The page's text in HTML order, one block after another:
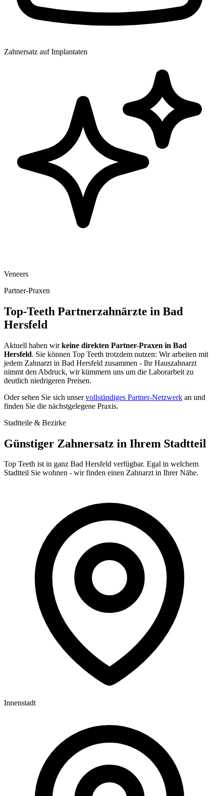
Zahnersatz auf Implantaten
Veneers
Partner-Praxen
Top-Teeth Partnerzahnärzte in Bad
Hersfeld
Aktuell haben wirkeine direkten Partner-Praxen in Bad
Hersfeld. Sie können Top Teeth trotzdem nutzen: Wir arbeiten mit
jedem Zahnarzt in Bad Hersfeld zusammen - Ihr Hauszahnarzt
nimmt den Abdruck, wir kümmern uns um die Laborarbeit zu
deutlich niedrigeren Preisen.
Oder sehen Sie sich unservollständiges Partner-Netzwerk an und
finden Sie die nächstgelegene Praxis.
Stadtteile & Bezirke
Günstiger Zahnersatz in Ihrem Stadtteil
Top Teeth ist in ganz Bad Hersfeld verfügbar. Egal in welchem
Stadtteil Sie wohnen - wir finden einen Zahnarzt in Ihrer Nähe.
Innenstadt